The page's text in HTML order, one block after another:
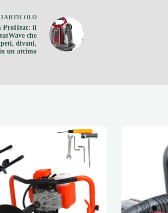
ARTICOLO
ProHeat: il
che
divani,
un attimo